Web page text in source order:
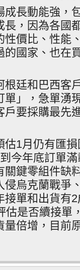
長動能強，
，因為各國
價比、性能
國家、也在
廷和巴西客
單」，急單湧
要採購最先
1月仍有匯
今年底訂單
鍵零組件缺
烏克蘭戰爭
單和出貨有
估是否續接單
倍增，目前